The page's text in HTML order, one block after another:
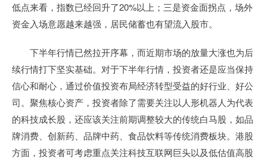
低点来看，指数已经回升了20%以上；三是资金面拐点，场外
资金入场意愿越来越强，居民储蓄也有望流入股市。
下半年行情已然拉开序幕，而近期市场的放量大涨也为后
续行情打下坚实基础。对于下半年行情，投资者还是应当保持
信心和耐心，通过价值投资布局经济转型受益的好行业、好公
司。聚焦核心资产，投资者除了需要关注以人形机器人为代表
的科技成长股，还应该关注前期调整较大的传统白马股，如品
牌消费、创新药、品牌中药、食品饮料等传统消费板块。港股
方面，投资者可考虑重点关注科技互联网巨头以及低估值高股